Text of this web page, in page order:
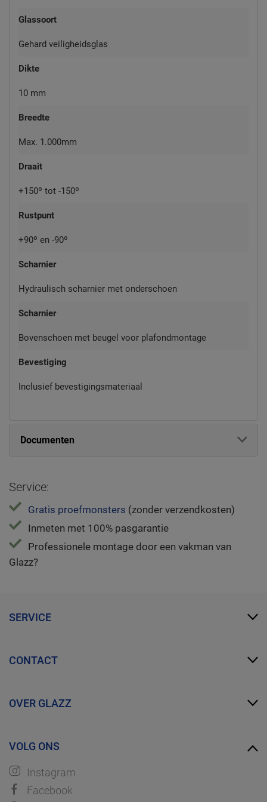
Glassoort
Gehard veiligheidsglas
Dikte
10 mm
Breedte
Max. 1.000mm
Draait
+150º tot -150º
Rustpunt
+90º en -90º
Scharnier
Hydraulisch scharnier met onderschoen
Scharnier
Bovenschoen met beugel voor plafondmontage
Bevestiging
Inclusief bevestigingsmateriaal
Documenten
Service:
Gratis proefmonsters (zonder verzendkosten)
Inmeten met 100% pasgarantie
Professionele montage door een vakman van
Glazz?
SERVICE
Zakelijk account
Proefmonsters bestellen
CONTACT
WhatsApp
OVER GLAZZ
Ontdek GLAZZ
VOLG ONS
Instagram
Facebook